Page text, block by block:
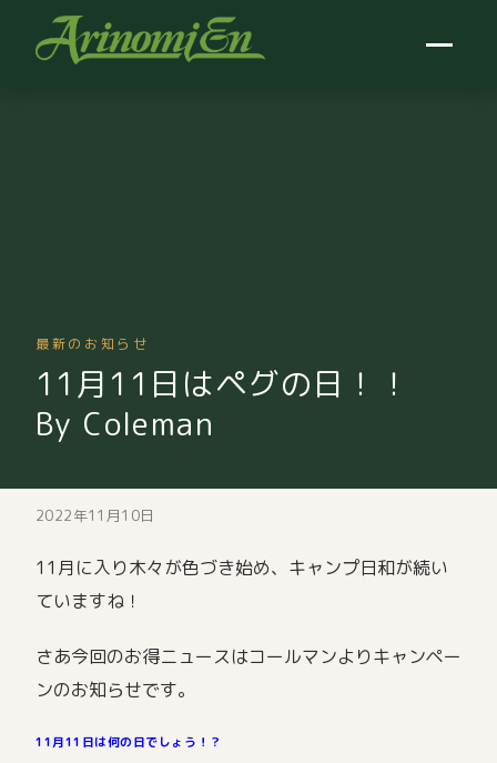
最新のお知らせ
11月11日はペグの日！！
By Coleman
2022年11月10日
11月に入り木々が色づき始め、キャンプ日和が続い
ていますね！
さあ今回のお得ニュースはコールマンよりキャンペー
ンのお知らせです。
11月11日は何の日でしょう！？